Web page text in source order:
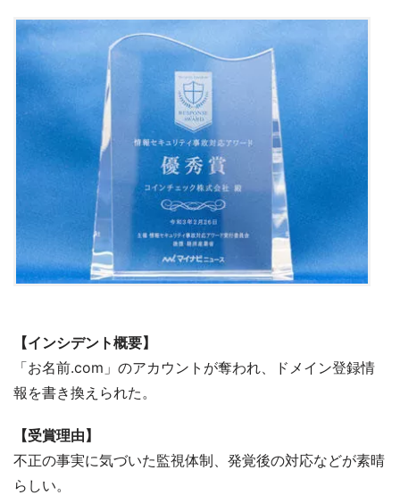
【インシデント概要】
「お名前.com」のアカウントが奪われ、ドメイン登録情
報を書き換えられた。
【受賞理由】
不正の事実に気づいた監視体制、発覚後の対応などが素晴
らしい。